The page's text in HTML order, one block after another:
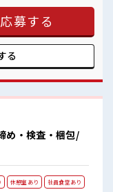
きそう！
と一緒にプライベート
ので、 毎日の服装の
時給だらけの派遣の
ロッカー付き職場♪ 残
期待できそう！
応募する
る
め・検査・梱包/
休憩室あり 社員食堂あり